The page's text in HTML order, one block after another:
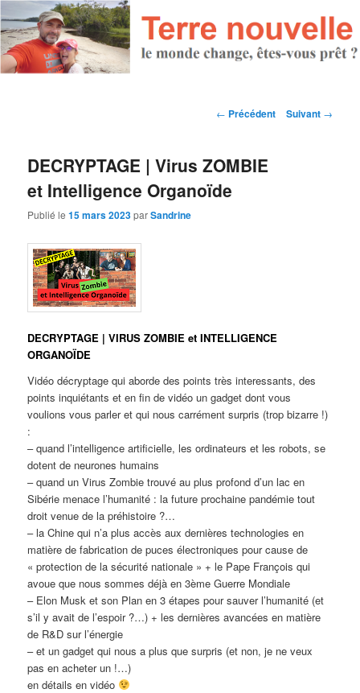
Navigation des articles
← Précédent Suivant →
DECRYPTAGE | Virus ZOMBIE
et Intelligence Organoïde
Publié le15 mars 2023parSandrine
DECRYPTAGE | VIRUS ZOMBIE et INTELLIGENCE
ORGANOÏDE
Vidéo décryptage qui aborde des points très interessants, des
points inquiétants et en fin de vidéo un gadget dont vous
voulions vous parler et qui nous carrément surpris (trop bizarre !)
:
– quand l’intelligence artificielle, les ordinateurs et les robots, se
dotent de neurones humains
– quand un Virus Zombie trouvé au plus profond d’un lac en
Sibérie menace l’humanité : la future prochaine pandémie tout
droit venue de la préhistoire ?…
– la Chine qui n’a plus accès aux dernières technologies en
matière de fabrication de puces électroniques pour cause de
« protection de la sécurité nationale » + le Pape François qui
avoue que nous sommes déjà en 3ème Guerre Mondiale
– Elon Musk et son Plan en 3 étapes pour sauver l’humanité (et
s’il y avait de l’espoir ?…) + les dernières avancées en matière
de R&D sur l’énergie
– et un gadget qui nous a plus que surpris (et non, je ne veux
pas en acheter un !…)
en détails en vidéo